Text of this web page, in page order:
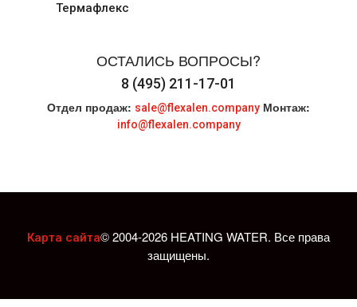
Термафлекс
ОСТАЛИСЬ ВОПРОСЫ?
8 (495) 211-17-01
Отдел продаж: sale@flexalen.company Монтаж:
info@flexalen.company
Карта сайта© 2004-2026 HEATING WATER. Все права
защищены.